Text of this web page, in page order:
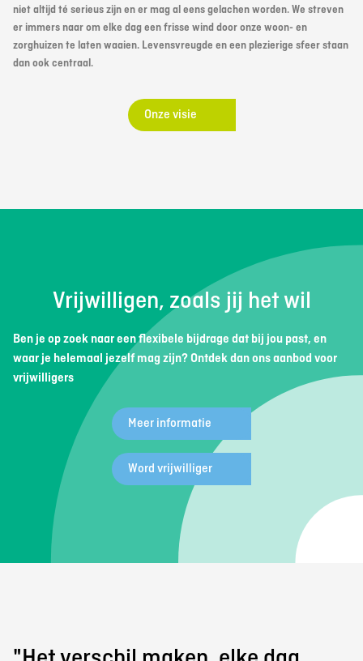
niet altijd té serieus zijn en er mag al eens gelachen worden. We streven
er immers naar om elke dag een frisse wind door onze woon- en
zorghuizen te laten waaien. Levensvreugde en een plezierige sfeer staan
dan ook centraal.
Onze visie
Vrijwilligen, zoals jij het wil
Ben je op zoek naar een flexibele bijdrage dat bij jou past, en
waar je helemaal jezelf mag zijn? Ontdek dan ons aanbod voor
vrijwilligers
Meer informatie
Word vrijwilliger